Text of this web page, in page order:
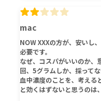
mac
NOW XXXの方が、安いし
必要です。
なぜ、コスパがいいのか、
回、5グラムしか、採って
血中濃度のことを、考える
と効くはずないと思うのは